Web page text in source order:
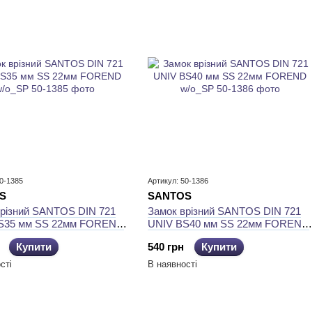
1385
SANTOS DIN 721
мм SS 22мм FOREND
Купити
Артикул: 50-1386
SANTOS
Замок врізний SANTOS DIN 721
UNIV BS40 мм SS 22мм FOREND
540 грн
Купити
В наявності